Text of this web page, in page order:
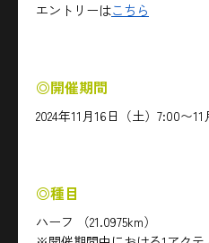
エントリーはこちら
◎開催期間
2024年11月16日（土）7:00〜
◎種目
ハーフ （21.0975km）